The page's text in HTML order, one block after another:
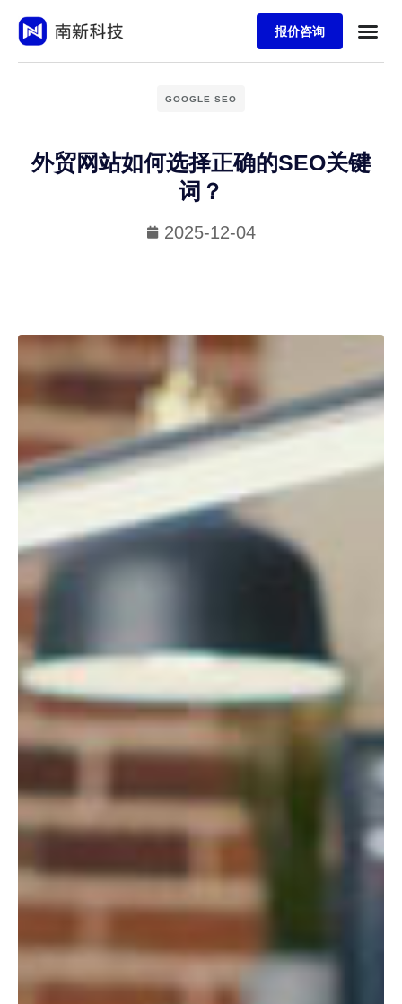
报价咨询
GOOGLE SEO
外贸网站如何选择正确的SEO关键
词？
2025-12-04